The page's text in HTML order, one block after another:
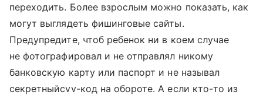
переходить. Более взрослым можно показать, как
могут выглядеть фишинговые сайты.
Предупредите, чтоб ребенок ни в коем случае
не фотографировал и не отправлял никому
банковскую карту или паспорт и не называл
секретныйcvv-код на обороте. А если кто-то из